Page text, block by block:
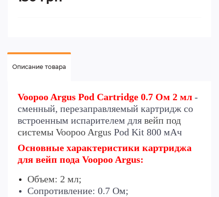
Описание товара
Voopoo Argus Pod Cartridge 0.7 Ом 2 мл -
сменный, перезаправляемый картридж со
встроенным испарителем для вейп под
системы Voopoo Argus Pod Kit 800 мАч
Основные характеристики картриджа
для вейп пода Voopoo Argus:
Объем: 2 мл;
Сопротивление: 0.7 Ом;